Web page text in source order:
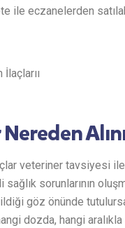
ile eczanelerden
veteriner tavsiyesi
sorunlarının
göz önünde
dozda, hangi